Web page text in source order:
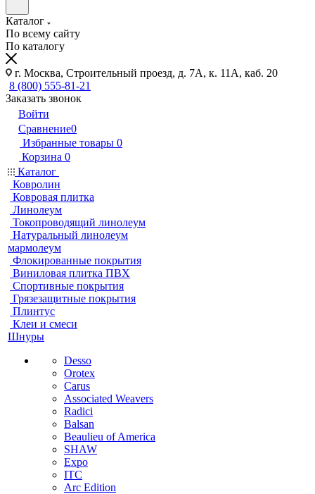
Каталог
По всему сайту
По каталогу
г. Москва, Строительный проезд, д. 7А, к. 11А, каб. 20
8 (800) 555-81-21
Заказать звонок
Войти
Сравнение0
Избранные товары 0
Корзина 0
Каталог
Ковролин
Ковровая плитка
Линолеум
Токопроводящий линолеум
Натуральный линолеум
мармолеум
Флокированные покрытия
Виниловая плитка ПВХ
Спортивные покрытия
Грязезащитные покрытия
Плинтус
Клеи и смеси
Шнуры
Desso
Orotex
Carus
Associated Weavers
Radici
Balsan
Beaulieu of America
SHAW
Expo
ITC
Arc Edition